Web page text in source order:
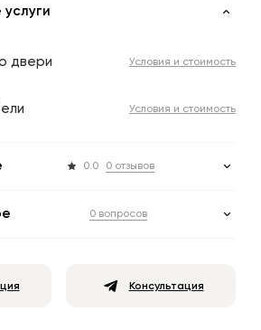
двери Условия и стоимость
Условия и стоимость
0.0 0 отзывов
0 вопросов
Консультация